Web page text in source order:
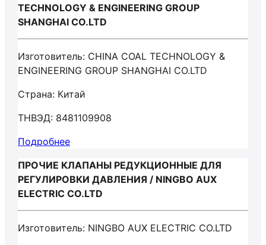
TECHNOLOGY & ENGINEERING GROUP
SHANGHAI CO.LTD
Изготовитель: CHINA COAL TECHNOLOGY &
ENGINEERING GROUP SHANGHAI CO.LTD
Страна: Китай
ТНВЭД: 8481109908
Подробнее
ПРОЧИЕ КЛАПАНЫ РЕДУКЦИОННЫЕ ДЛЯ
РЕГУЛИРОВКИ ДАВЛЕНИЯ / NINGBO AUX
ELECTRIC CO.LTD
Изготовитель: NINGBO AUX ELECTRIC CO.LTD